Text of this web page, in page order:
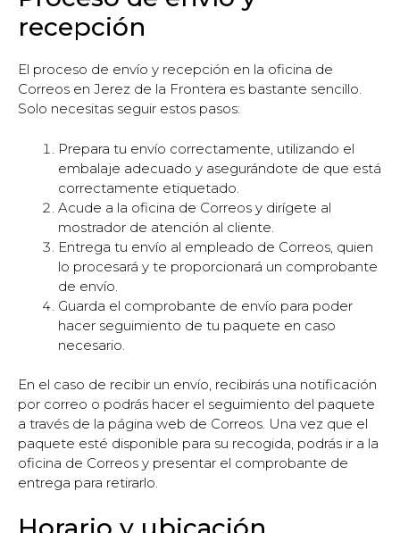
recepción
El proceso de envío y recepción en la oficina de
Correos en Jerez de la Frontera es bastante sencillo.
Solo necesitas seguir estos pasos:
Prepara tu envío correctamente, utilizando el
embalaje adecuado y asegurándote de que está
correctamente etiquetado.
Acude a la oficina de Correos y dirígete al
mostrador de atención al cliente.
Entrega tu envío al empleado de Correos, quien
lo procesará y te proporcionará un comprobante
de envío.
Guarda el comprobante de envío para poder
hacer seguimiento de tu paquete en caso
necesario.
En el caso de recibir un envío, recibirás una notificación
por correo o podrás hacer el seguimiento del paquete
a través de la página web de Correos. Una vez que el
paquete esté disponible para su recogida, podrás ir a la
oficina de Correos y presentar el comprobante de
entrega para retirarlo.